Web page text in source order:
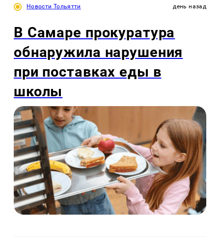
Новости Тольятти день назад
В Самаре прокуратура
обнаружила нарушения
при поставках еды в
школы